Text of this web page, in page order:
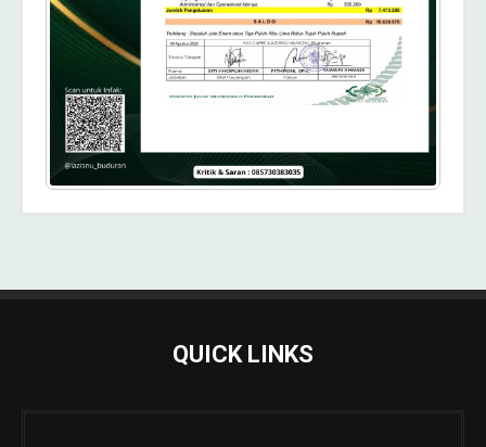
QUICK LINKS